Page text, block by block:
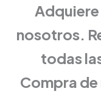
nosotros.
todas
Compra